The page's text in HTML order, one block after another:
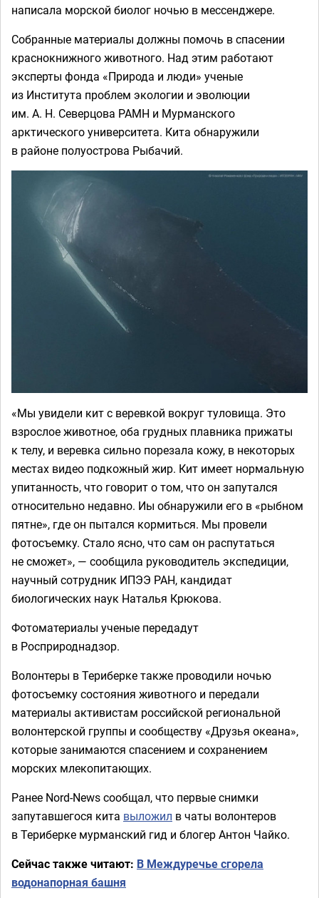
написала морской биолог ночью в мессенджере.
Собранные материалы должны помочь в спасении
краснокнижного животного. Над этим работают
эксперты фонда «Природа и люди» ученые
из Института проблем экологии и эволюции
им. А. Н. Северцова РАМН и Мурманского
арктического университета. Кита обнаружили
в районе полуострова Рыбачий.
«Мы увидели кит с веревкой вокруг туловища. Это
взрослое животное, оба грудных плавника прижаты
к телу, и веревка сильно порезала кожу, в некоторых
местах видео подкожный жир. Кит имеет нормальную
упитанность, что говорит о том, что он запутался
относительно недавно. Иы обнаружили его в «рыбном
пятне», где он пытался кормиться. Мы провели
фотосъемку. Стало ясно, что сам он распутаться
не сможет», — сообщила руководитель экспедиции,
научный сотрудник ИПЭЭ РАН, кандидат
биологических наук Наталья Крюкова.
Фотоматериалы ученые передадут
в Росприроднадзор.
Волонтеры в Териберке также проводили ночью
фотосъемку состояния животного и передали
материалы активистам российской региональной
волонтерской группы и сообществу «Друзья океана»,
которые занимаются спасением и сохранением
морских млекопитающих.
Ранее Nord-News сообщал, что первые снимки
запутавшегося кита выложил в чаты волонтеров
в Териберке мурманский гид и блогер Антон Чайко.
Сейчас также читают: В Междуречье сгорела
водонапорная башня